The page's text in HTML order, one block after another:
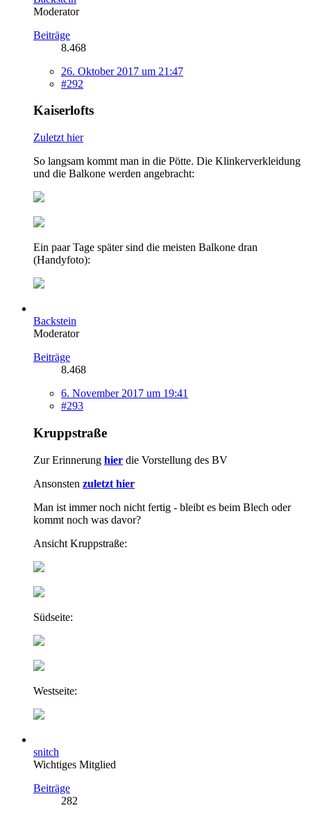
Moderator
Beiträge
8.468
26. Oktober 2017 um 21:47
#292
Kaiserlofts
Zuletzt hier
So langsam kommt man in die Pötte. Die Klinkerverkleidung
und die Balkone werden angebracht:
Ein paar Tage später sind die meisten Balkone dran
(Handyfoto):
Backstein
Moderator
Beiträge
8.468
6. November 2017 um 19:41
#293
Kruppstraße
Zur Erinnerung hier die Vorstellung des BV
Ansonsten zuletzt hier
Man ist immer noch nicht fertig - bleibt es beim Blech oder
kommt noch was davor?
Ansicht Kruppstraße:
Südseite:
Westseite:
snitch
Wichtiges Mitglied
Beiträge
282